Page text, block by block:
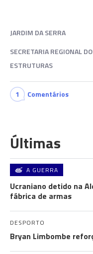
JARDIM DA SERRA
SECRETARIA REGIONAL
ESTRUTURAS
1 Comentários
Últimas
A GUERRA
Ucraniano detido na
fábrica de armas
DESPORTO
Bryan Limbombe